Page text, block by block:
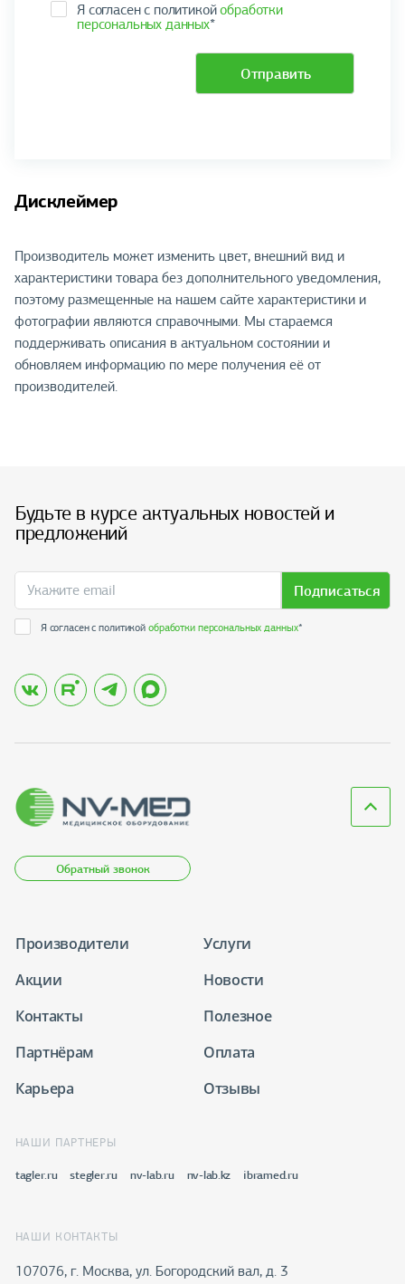
Я согласен с политикойобработки
персональных данных*
Отправить
Дисклеймер
Производитель может изменить цвет, внешний вид и
характеристики товара без дополнительного уведомления,
поэтому размещенные на нашем сайте характеристики и
фотографии являются справочными. Мы стараемся
поддерживать описания в актуальном состоянии и
обновляем информацию по мере получения её от
производителей.
Будьте в курсе актуальных новостей и
предложений
Подписаться
Я согласен с политикойобработки персональных данных*
Обратный звонок
Производители
Услуги
Акции
Новости
Контакты
Полезное
Партнёрам
Оплата
Карьера
Отзывы
НАШИ ПАРТНЕРЫ
tagler.ru stegler.ru nv-lab.ru nv-lab.kz ibramed.ru
НАШИ КОНТАКТЫ
107076, г. Москва, ул. Богородский вал, д. 3